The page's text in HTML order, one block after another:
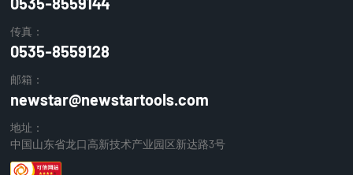
传真：
0535-8559128
邮箱：
newstar@newstartools.com
地址：
中国山东省龙口高新技术产业园区新达路3号